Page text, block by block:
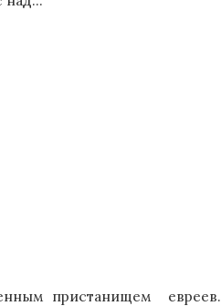
пристанищем евреев.